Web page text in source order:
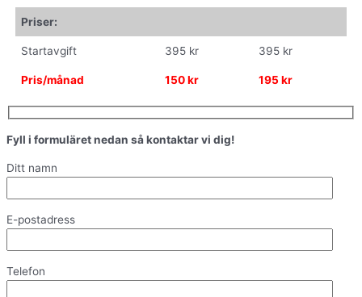
Priser:
Startavgift 395 kr 395 kr
Pris/månad 150 kr 195 kr
Fyll i formuläret nedan så kontaktar vi dig!
Ditt namn
E-postadress
Telefon